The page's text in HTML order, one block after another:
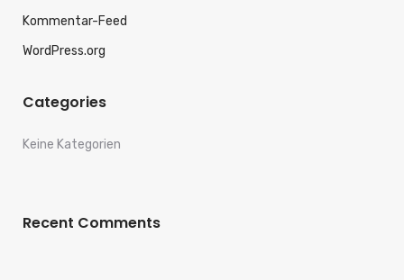
Kommentar-Feed
WordPress.org
Categories
Keine Kategorien
Recent Comments